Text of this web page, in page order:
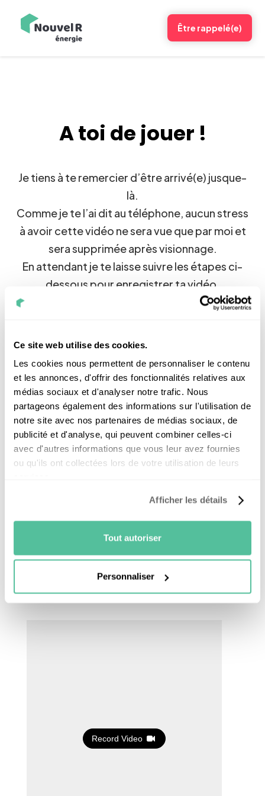
Ce site web utilise des cookies.
Les cookies nous permettent de personnaliser le contenu
et les annonces, d'offrir des fonctionnalités relatives aux
médias sociaux et d'analyser notre trafic. Nous
partageons également des informations sur l'utilisation de
notre site avec nos partenaires de médias sociaux, de
publicité et d'analyse, qui peuvent combiner celles-ci
avec d'autres informations que vous leur avez fournies
ou qu'ils ont collectées lors de votre utilisation de leurs
Afficher les détails
Tout autoriser
Personnaliser
Être rappelé(e)
A toi de jouer !
Je tiens à te remercier d’être arrivé(e) jusque-
là.
Comme je te l’ai dit au téléphone, aucun stress
à avoir cette vidéo ne sera vue que par moi et
sera supprimée après visionnage.
En attendant je te laisse suivre les étapes ci-
dessous pour enregistrer ta vidéo.
Si tu as un doute envoie moi un mail sur
Quand tu te sens prêt(e), clique sur “enregistrer”
pour commencer l’enregistrement de la vidéo.
Un décompte apparait sur l’écran, quand il se
termine : la parole est à toi.
Dans un premier temps, présente-toi (nom,
Une fois que tu as terminé, clique sur “arrêter”.
Une fois que le traitement est terminé, la vidéo
est automatiquement envoyée. Si tu t’es
cliquant sur “recommencer”.
Record Video